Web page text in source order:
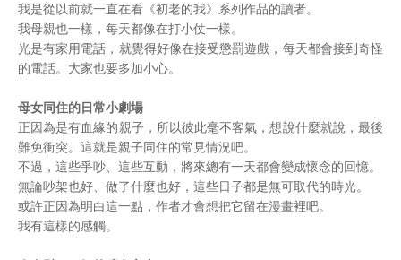
我是從以前就一直在看《初老的我》系列作品的讀者。
我母親也一樣，每天都像在打小仗一樣。
光是有家用電話，就覺得好像在接受懲罰遊戲，每天都會接到奇怪
的電話。大家也要多加小心。
母女同住的日常小劇場
正因為是有血緣的親子，所以彼此毫不客氣，想說什麼就說，最後
難免衝突。這就是親子同住的常見情況吧。
不過，這些爭吵、這些互動，將來總有一天都會變成懷念的回憶。
無論吵架也好、做了什麼也好，這些日子都是無可取代的時光。
或許正因為明白這一點，作者才會想把它留在漫畫裡吧。
我有這樣的感觸。